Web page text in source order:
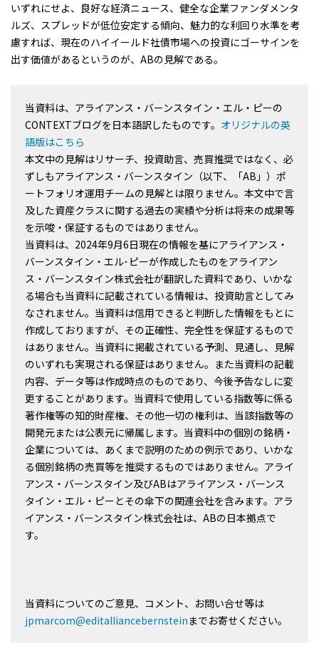
いずれにせよ、良好な経済ニュース、健全な企業ファンダメンタ
ルズ、スプレッドが低位安定する傾向、魅力的な利回り水準を考
慮すれば、現在のハイイールド社債市場への投資にゴーサインを
出す価値があるというのが、ABの見解である。
当資料は、アライアンス・バーンスタイン・エル・ピーの
CONTEXTブログを日本語訳したものです。 オリジナルの英
語版はこちら
本文中の見解はリサーチ、投資助言、売買推奨ではなく、必
ずしもアライアンス・バーンスタイン（以下、「AB」）ポ
ートフォリオ運用チームの見解とは限りません。本文中で言
及した資産クラスに関する過去の実績や分析は将来の成果等
を示唆・保証するものではありません。
当資料は、2024年9月6日現在の情報を基にアライアンス・
バーンスタイン・エル･ピーが作成したものをアライアン
ス・バーンスタイン株式会社が翻訳した資料であり、いかな
る場合も当資料に記載されている情報は、投資助言としてみ
なされません。当資料は信用できると判断した情報をもとに
作成しておりますが、その正確性、完全性を保証するもので
はありません。当資料に掲載されている予測、見通し、見解
のいずれも実現される保証はありません。また当資料の記載
内容、データ等は作成時点のものであり、今後予告なしに変
更することがあります。当資料で使用している指数等に係る
著作権等の知的財産権、その他一切の権利は、当該指数等の
開発元または公表元に帰属します。当資料中の個別の銘柄・
企業については、あくまで説明のための例示であり、いかな
る個別銘柄の売買等を推奨するものではありません。アライ
アンス・バーンスタイン及びABはアライアンス・バーンス
タイン・エル・ピーとその傘下の関連会社を含みます。アラ
イアンス・バーンスタイン株式会社は、ABの日本拠点で
す。
当資料についてのご意見、コメント、お問い合せ等は
jpmarcom@editalliancebernsteinまでお寄せください。